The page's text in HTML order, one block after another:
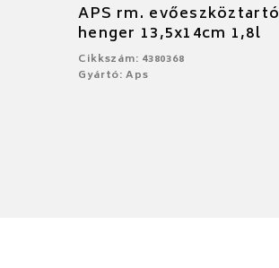
APS rm. evőeszköztartó
henger 13,5x14cm 1,8l
Cikkszám: 4380368
Gyártó: Aps